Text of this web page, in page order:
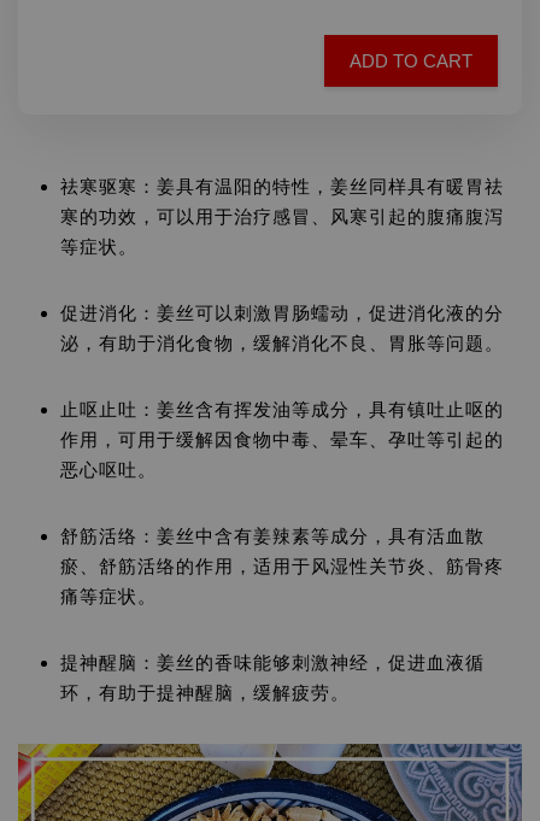
ADD TO CART
祛寒驱寒：姜具有温阳的特性，姜丝同样具有暖胃祛
寒的功效，可以用于治疗感冒、风寒引起的腹痛腹泻
等症状。
促进消化：姜丝可以刺激胃肠蠕动，促进消化液的分
泌，有助于消化食物，缓解消化不良、胃胀等问题。
止呕止吐：姜丝含有挥发油等成分，具有镇吐止呕的
作用，可用于缓解因食物中毒、晕车、孕吐等引起的
恶心呕吐。
舒筋活络：姜丝中含有姜辣素等成分，具有活血散
瘀、舒筋活络的作用，适用于风湿性关节炎、筋骨疼
痛等症状。
提神醒脑：姜丝的香味能够刺激神经，促进血液循
环，有助于提神醒脑，缓解疲劳。